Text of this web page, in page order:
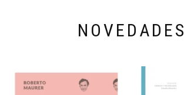
NOVEDADES